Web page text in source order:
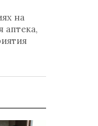
на
аптека,